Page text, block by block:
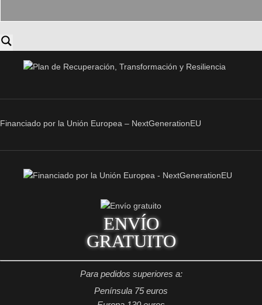
Financiado por la Unión Europea – NextGenerationEU
ENVÍO
GRATUITO
Para pedidos superiores a:
Península 75 euros